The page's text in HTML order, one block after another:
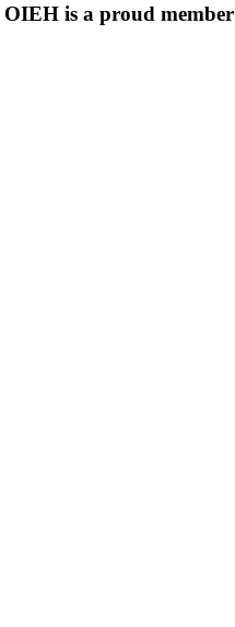
OIEH is a proud member